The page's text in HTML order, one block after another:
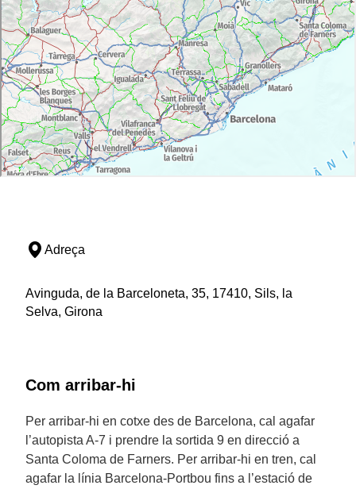
Adreça
Avinguda, de la Barceloneta, 35, 17410, Sils, la
Selva, Girona
Com arribar-hi
Per arribar-hi en cotxe des de Barcelona, cal agafar
l’autopista A-7 i prendre la sortida 9 en direcció a
Santa Coloma de Farners. Per arribar-hi en tren, cal
agafar la línia Barcelona-Portbou fins a l’estació de